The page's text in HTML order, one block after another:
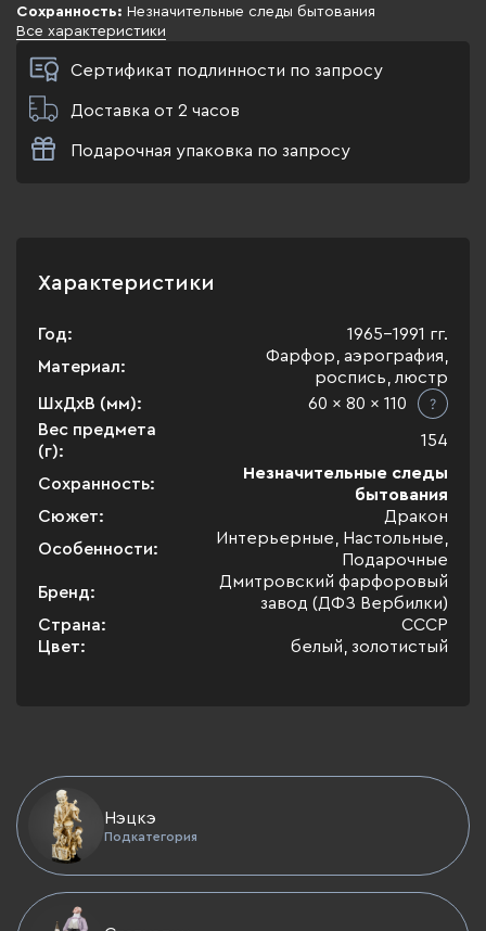
Сохранность: Незначительные следы бытования
Все характеристики
Сертификат подлинности по запросу
Доставка от 2 часов
Подарочная упаковка по запросу
Характеристики
Год:
1965-1991 гг.
Материал:
Фарфор, аэрография,
роспись, люстр
ШхДхВ (мм):
60 x 80 x 110
Вес предмета
(г):
154
Сохранность:
Незначительные следы
бытования
Сюжет:
Дракон
Особенности:
Интерьерные, Настольные,
Подарочные
Бренд:
Дмитровский фарфоровый
завод (ДФЗ Вербилки)
Страна:
СССР
Цвет:
белый, золотистый
Нэцкэ
Подкатегория